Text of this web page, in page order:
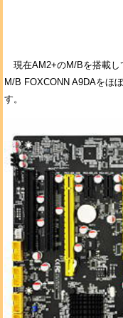
現在AM2+のM/Bを搭載し
M/B FOXCONN A9DAをほ
す。